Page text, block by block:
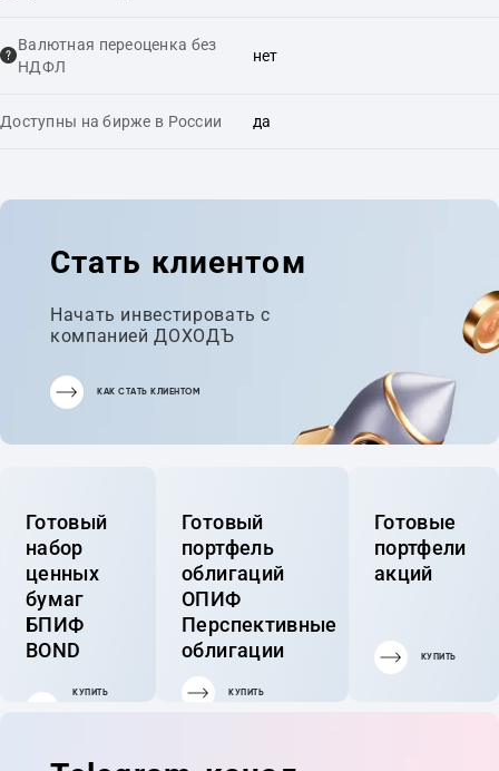
Валютная переоценка без
НДФЛ
нет
Доступны на бирже в России да
Стать клиентом
Начать инвестировать с
компанией ДОХОДЪ
КАК СТАТЬ КЛИЕНТОМ
Готовый
набор
ценных
бумаг
БПИФ
BOND
КУПИТЬ
Готовый
портфель
облигаций
ОПИФ
Перспективные
облигации
КУПИТЬ
Готовые
портфели
акций
КУПИТЬ